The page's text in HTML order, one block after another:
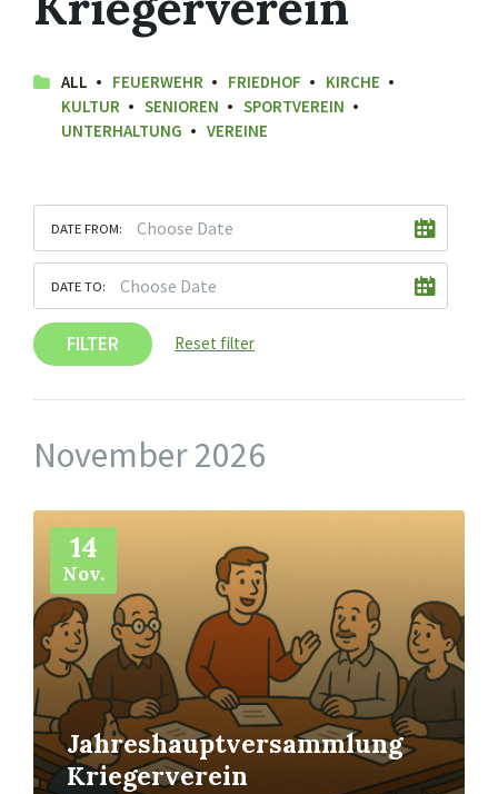
ALL FEUERWEHR FRIEDHOF
KIRCHE
KULTUR
SENIOREN
SPORTVEREIN
UNTERHALTUNG
VEREINE
DATE FROM:
DATE TO:
FILTER Reset filter
November 2026
14
Nov.
Jahreshauptversammlung
Kriegerverein
More